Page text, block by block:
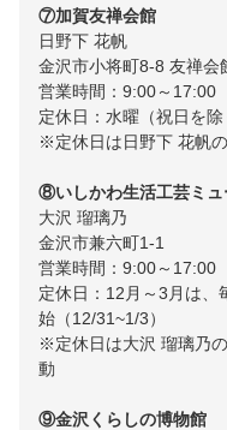
⑦加賀友禅会館
日野下 花帆
金沢市小将町8-8 友禅会
営業時間：9:00～17:00
定休日：水曜（祝日を
※定休日は日野下 花帆
⑧いしかわ生活工芸ミュ
大沢 瑠璃乃
金沢市兼六町1-1
営業時間：9:00～17:00
定休日：12月～3月は、
始（12/31~1/3）
※定休日は大沢 瑠璃乃
動
⑨金沢くらしの博物館